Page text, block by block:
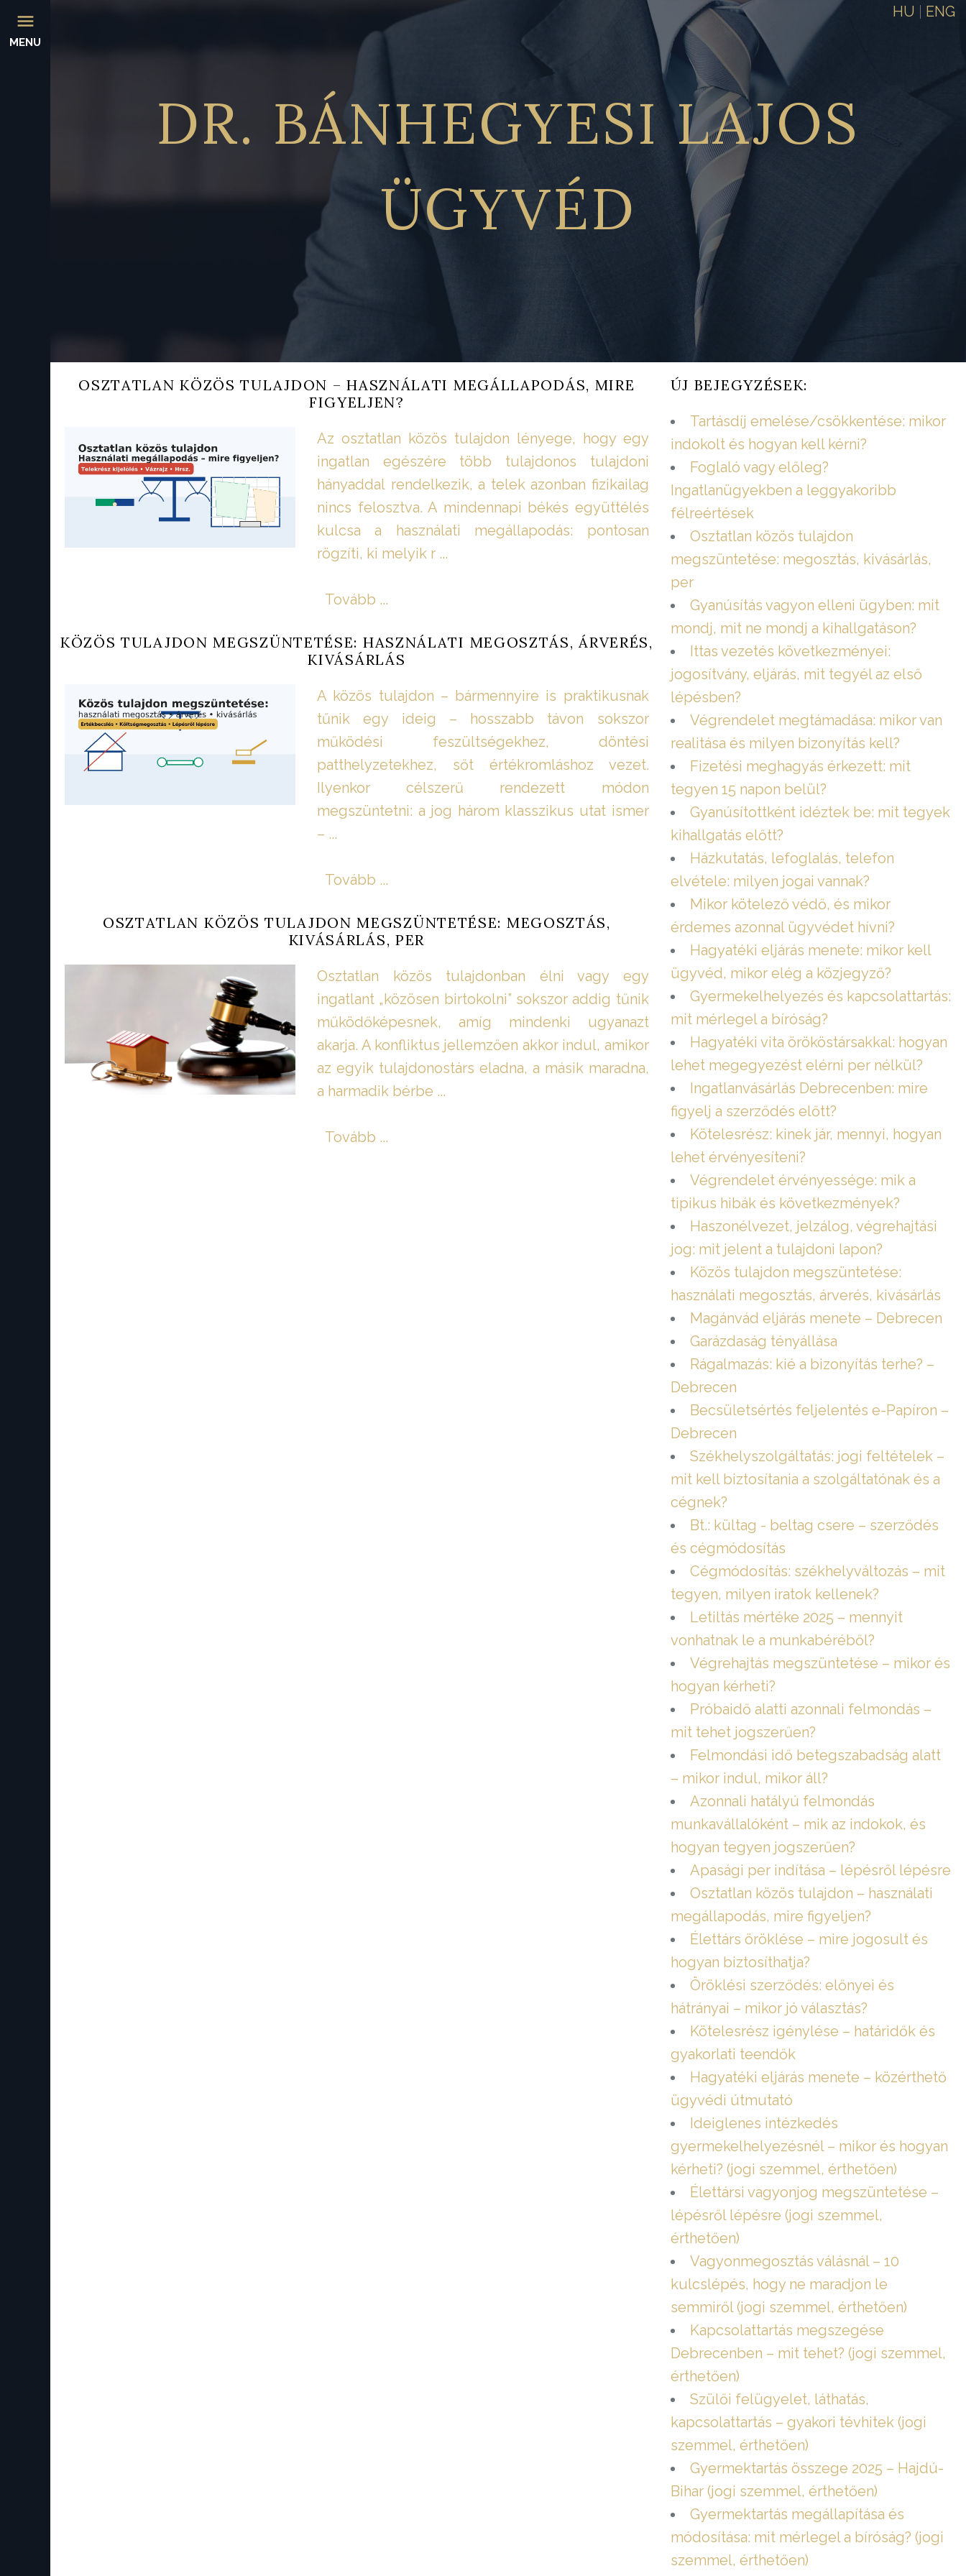
MENU
HU ENG
DR. BÁNHEGYESI LAJOS
ÜGYVÉD
OSZTATLAN KÖZÖS TULAJDON – HASZNÁLATI MEGÁLLAPODÁS, MIRE
FIGYELJEN?
Az osztatlan közös tulajdon lényege, hogy egy
ingatlan egészére több tulajdonos tulajdoni
hányaddal rendelkezik, a telek azonban fizikailag
nincs felosztva. A mindennapi békés együttélés
kulcsa a használati megállapodás: pontosan
rögzíti, ki melyik r ...
Tovább ...
KÖZÖS TULAJDON MEGSZÜNTETÉSE: HASZNÁLATI MEGOSZTÁS, ÁRVERÉS,
KIVÁSÁRLÁS
A közös tulajdon – bármennyire is praktikusnak
tűnik egy ideig – hosszabb távon sokszor
működési feszültségekhez, döntési
patthelyzetekhez, sőt értékromláshoz vezet.
Ilyenkor célszerű rendezett módon
megszüntetni: a jog három klasszikus utat ismer
– ...
Tovább ...
OSZTATLAN KÖZÖS TULAJDON MEGSZÜNTETÉSE: MEGOSZTÁS,
KIVÁSÁRLÁS, PER
Osztatlan közös tulajdonban élni vagy egy
ingatlant „közösen birtokolni” sokszor addig tűnik
működőképesnek, amíg mindenki ugyanazt
akarja. A konfliktus jellemzően akkor indul, amikor
az egyik tulajdonostárs eladna, a másik maradna,
a harmadik bérbe ...
Tovább ...
ÚJ BEJEGYZÉSEK:
Tartásdíj emelése/csökkentése: mikor
indokolt és hogyan kell kérni?
Foglaló vagy előleg?
Ingatlanügyekben a leggyakoribb
félreértések
Osztatlan közös tulajdon
megszüntetése: megosztás, kivásárlás,
per
Gyanúsítás vagyon elleni ügyben: mit
mondj, mit ne mondj a kihallgatáson?
Ittas vezetés következményei:
jogosítvány, eljárás, mit tegyél az első
lépésben?
Végrendelet megtámadása: mikor van
realitása és milyen bizonyítás kell?
Fizetési meghagyás érkezett: mit
tegyen 15 napon belül?
Gyanúsítottként idéztek be: mit tegyek
kihallgatás előtt?
Házkutatás, lefoglalás, telefon
elvétele: milyen jogai vannak?
Mikor kötelező védő, és mikor
érdemes azonnal ügyvédet hívni?
Hagyatéki eljárás menete: mikor kell
ügyvéd, mikor elég a közjegyző?
Gyermekelhelyezés és kapcsolattartás:
mit mérlegel a bíróság?
Hagyatéki vita örököstársakkal: hogyan
lehet megegyezést elérni per nélkül?
Ingatlanvásárlás Debrecenben: mire
figyelj a szerződés előtt?
Kötelesrész: kinek jár, mennyi, hogyan
lehet érvényesíteni?
Végrendelet érvényessége: mik a
tipikus hibák és következmények?
Haszonélvezet, jelzálog, végrehajtási
jog: mit jelent a tulajdoni lapon?
Közös tulajdon megszüntetése:
használati megosztás, árverés, kivásárlás
Magánvád eljárás menete – Debrecen
Garázdaság tényállása
Rágalmazás: kié a bizonyítás terhe? –
Debrecen
Becsületsértés feljelentés e-Papíron –
Debrecen
Székhelyszolgáltatás: jogi feltételek –
mit kell biztosítania a szolgáltatónak és a
cégnek?
Bt.: kültag - beltag csere – szerződés
és cégmódosítás
Cégmódosítás: székhelyváltozás – mit
tegyen, milyen iratok kellenek?
Letiltás mértéke 2025 – mennyit
vonhatnak le a munkabéréből?
Végrehajtás megszüntetése – mikor és
hogyan kérheti?
Próbaidő alatti azonnali felmondás –
mit tehet jogszerűen?
Felmondási idő betegszabadság alatt
– mikor indul, mikor áll?
Azonnali hatályú felmondás
munkavállalóként – mik az indokok, és
hogyan tegyen jogszerűen?
Apasági per indítása – lépésről lépésre
Osztatlan közös tulajdon – használati
megállapodás, mire figyeljen?
Élettárs öröklése – mire jogosult és
hogyan biztosíthatja?
Öröklési szerződés: előnyei és
hátrányai – mikor jó választás?
Kötelesrész igénylése – határidők és
gyakorlati teendők
Hagyatéki eljárás menete – közérthető
ügyvédi útmutató
Ideiglenes intézkedés
gyermekelhelyezésnél – mikor és hogyan
kérheti? (jogi szemmel, érthetően)
Élettársi vagyonjog megszüntetése –
lépésről lépésre (jogi szemmel,
érthetően)
Vagyonmegosztás válásnál – 10
kulcslépés, hogy ne maradjon le
semmiről (jogi szemmel, érthetően)
Kapcsolattartás megszegése
Debrecenben – mit tehet? (jogi szemmel,
érthetően)
Szülői felügyelet, láthatás,
kapcsolattartás – gyakori tévhitek (jogi
szemmel, érthetően)
Gyermektartás összege 2025 – Hajdú-
Bihar (jogi szemmel, érthetően)
Gyermektartás megállapítása és
módosítása: mit mérlegel a bíróság? (jogi
szemmel, érthetően)